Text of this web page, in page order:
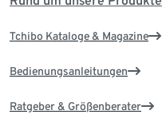
Tchibo Kataloge & Magazine
Bedienungsanleitungen
Ratgeber & Größenberater